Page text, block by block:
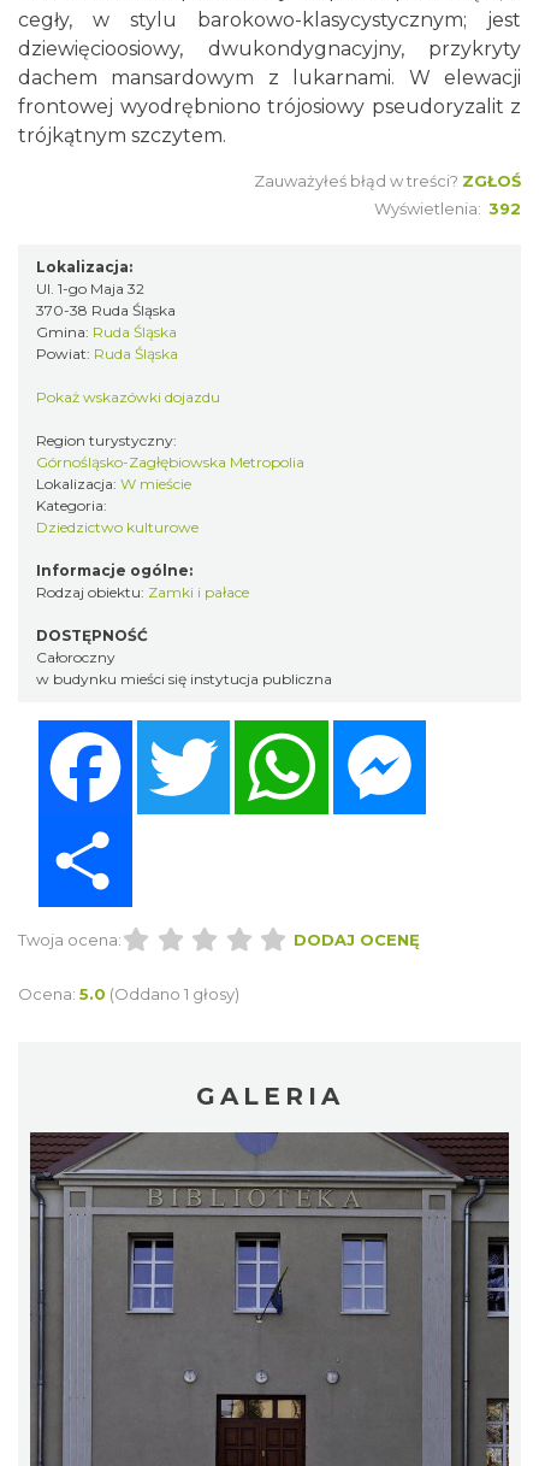
cegły, w stylu barokowo-klasycystycznym; jest
dziewięcioosiowy, dwukondygnacyjny, przykryty
dachem mansardowym z lukarnami. W elewacji
frontowej wyodrębniono trójosiowy pseudoryzalit z
trójkątnym szczytem.
Zauważyłeś błąd w treści? ZGŁOŚ
Wyświetlenia: 392
Lokalizacja:
Ul. 1-go Maja 32
370-38 Ruda Śląska
Gmina: Ruda Śląska
Powiat: Ruda Śląska
Pokaż wskazówki dojazdu
Region turystyczny:
Górnośląsko-Zagłębiowska Metropolia
Lokalizacja: W mieście
Kategoria:
Dziedzictwo kulturowe
Informacje ogólne:
Rodzaj obiektu: Zamki i pałace
DOSTĘPNOŚĆ
Całoroczny
w budynku mieści się instytucja publiczna
Twitter WhatsApp
Twoja ocena: DODAJ OCENĘ
Ocena: 5.0 (Oddano 1 głosy)
GALERIA